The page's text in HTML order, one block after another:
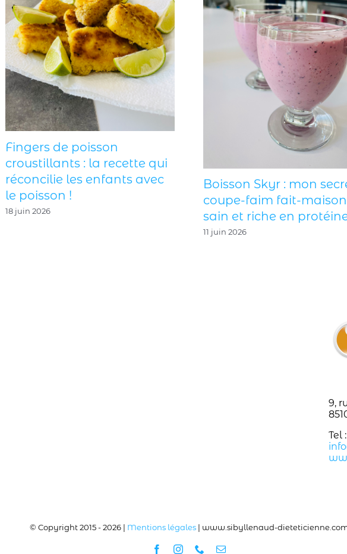
Fingers de poisson
croustillants : la recette qui
réconcilie les enfants avec
le poisson !
18 juin 2026
Boisson Skyr : mon
coupe-faim fait-
sain et riche en
11 juin 2026
9,
Tel
© Copyright 2015 -2026 | Mentions légales| www.sibyllenaud-
FacebookInstagramTéléphone
Email